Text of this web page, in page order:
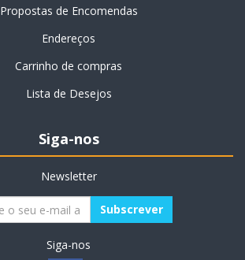
Propostas de Encomendas
Endereços
Carrinho de compras
Lista de Desejos
Siga-nos
Newsletter
Siga-nos